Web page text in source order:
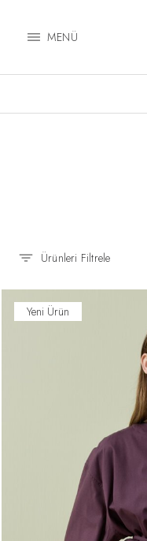
MENÜ
Ürünleri Filtrele
Yeni Ürün